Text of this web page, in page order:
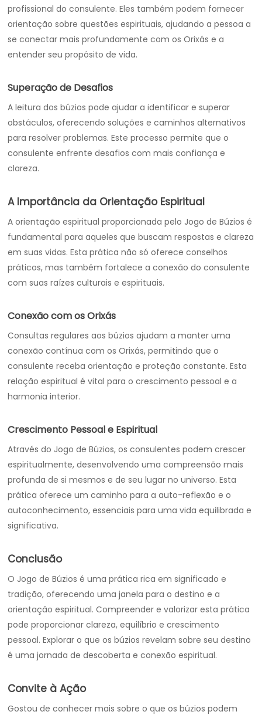
profissional do consulente. Eles também podem fornecer
orientação sobre questões espirituais, ajudando a pessoa a
se conectar mais profundamente com os Orixás e a
entender seu propósito de vida.
Superação de Desafios
A leitura dos búzios pode ajudar a identificar e superar
obstáculos, oferecendo soluções e caminhos alternativos
para resolver problemas. Este processo permite que o
consulente enfrente desafios com mais confiança e
clareza.
A Importância da Orientação Espiritual
A orientação espiritual proporcionada pelo Jogo de Búzios é
fundamental para aqueles que buscam respostas e clareza
em suas vidas. Esta prática não só oferece conselhos
práticos, mas também fortalece a conexão do consulente
com suas raízes culturais e espirituais.
Conexão com os Orixás
Consultas regulares aos búzios ajudam a manter uma
conexão contínua com os Orixás, permitindo que o
consulente receba orientação e proteção constante. Esta
relação espiritual é vital para o crescimento pessoal e a
harmonia interior.
Crescimento Pessoal e Espiritual
Através do Jogo de Búzios, os consulentes podem crescer
espiritualmente, desenvolvendo uma compreensão mais
profunda de si mesmos e de seu lugar no universo. Esta
prática oferece um caminho para a auto-reflexão e o
autoconhecimento, essenciais para uma vida equilibrada e
significativa.
Conclusão
O Jogo de Búzios é uma prática rica em significado e
tradição, oferecendo uma janela para o destino e a
orientação espiritual. Compreender e valorizar esta prática
pode proporcionar clareza, equilíbrio e crescimento
pessoal. Explorar o que os búzios revelam sobre seu destino
é uma jornada de descoberta e conexão espiritual.
Convite à Ação
Gostou de conhecer mais sobre o que os búzios podem